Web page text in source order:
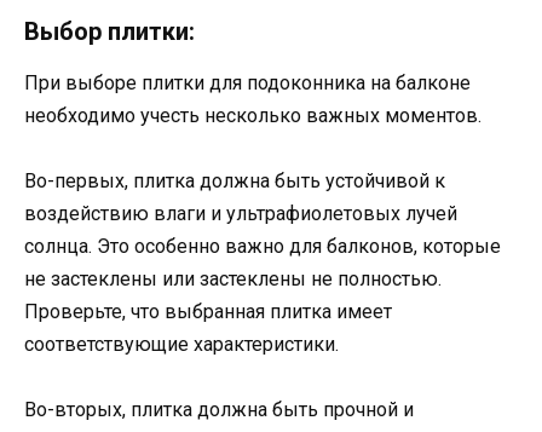
Выбор плитки:
При выборе плитки для подоконника на балконе
необходимо учесть несколько важных моментов.
Во-первых, плитка должна быть устойчивой к
воздействию влаги и ультрафиолетовых лучей
солнца. Это особенно важно для балконов, которые
не застеклены или застеклены не полностью.
Проверьте, что выбранная плитка имеет
соответствующие характеристики.
Во-вторых, плитка должна быть прочной и